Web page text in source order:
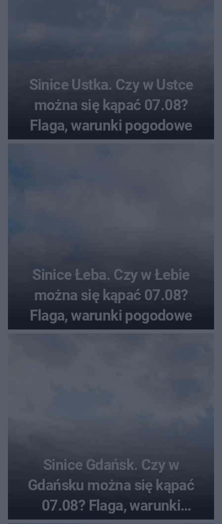
Sinice Ustka. Czy w Ustce
można się kąpać 07.08?
Flaga, warunki pogodowe
Sinice Łeba. Czy w Łebie
można się kąpać 07.08?
Flaga, warunki pogodowe
Sinice Gdańsk. Czy w
Gdańsku można się kąpać
07.08? Flaga, warunki